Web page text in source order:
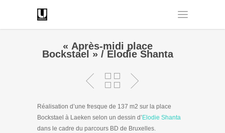
« Après-midi place
Bockstael » / Elodie Shanta
Réalisation d’une fresque de 137 m2 sur la place
Bockstael à Laeken selon un dessin d’ Elodie Shanta
dans le cadre du parcours BD de Bruxelles.